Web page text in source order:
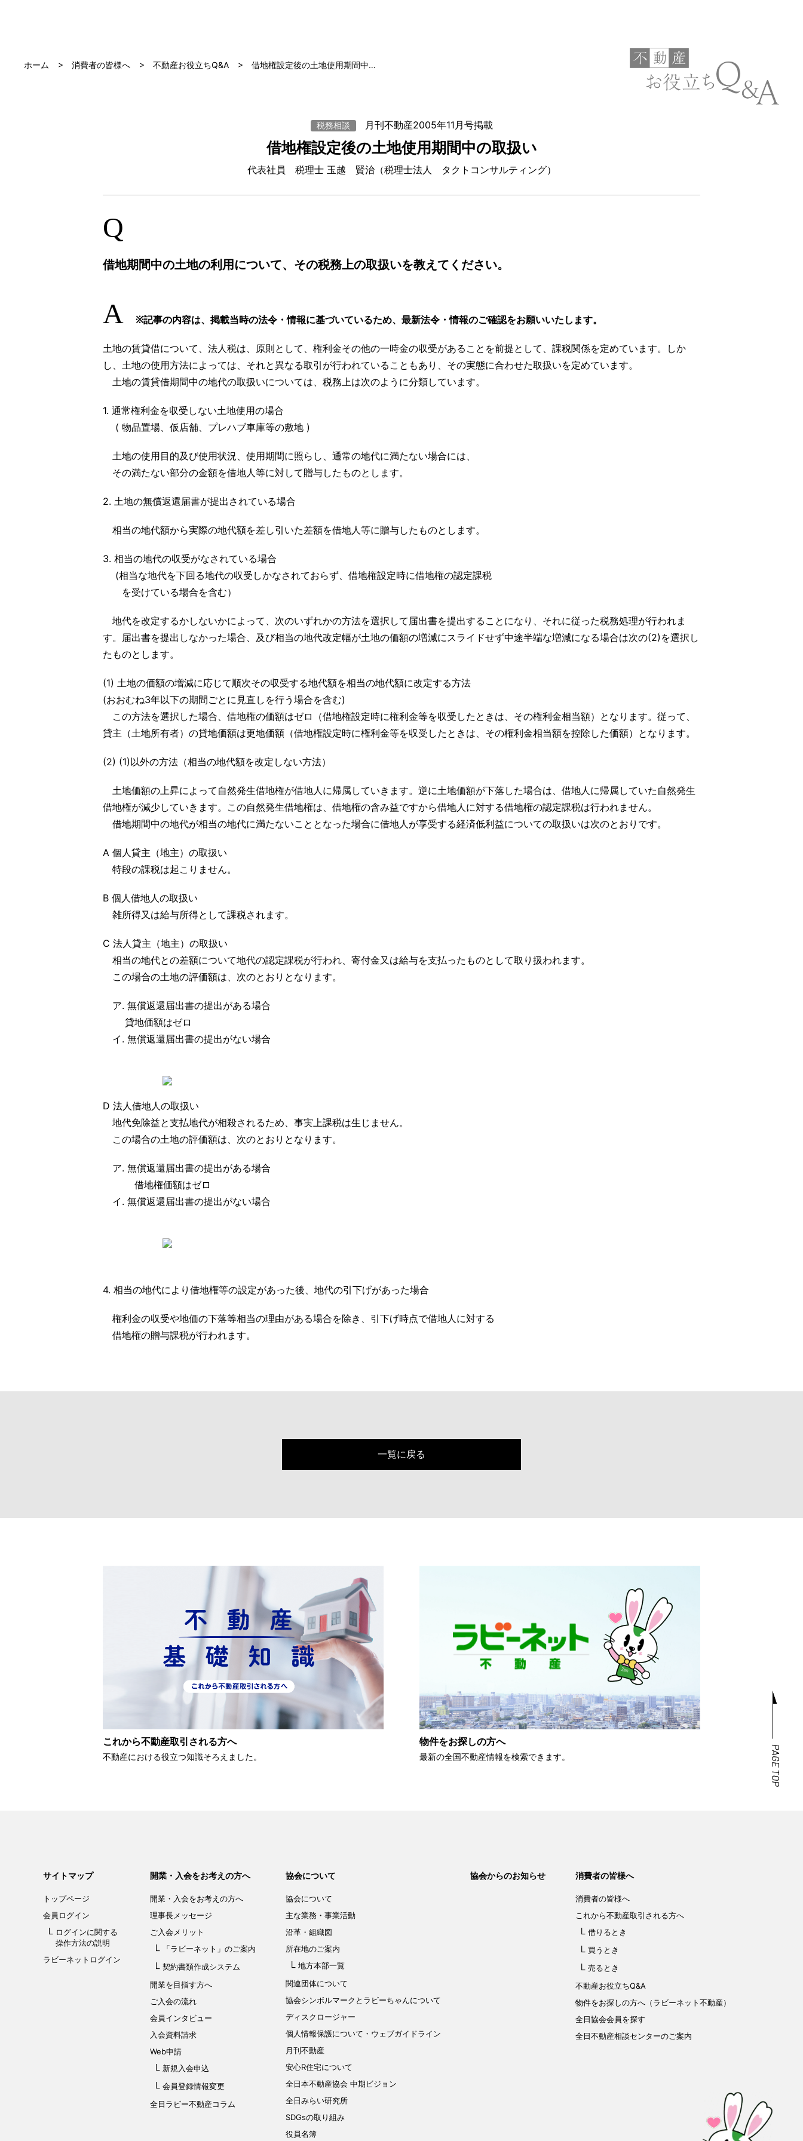
ホーム 消費者の皆様へ 不動産お役立ちQ&A 借地権設定後の土地使用期間中…
税務相談 月刊不動産2005年11月号掲載
借地権設定後の土地使用期間中の取扱い
代表社員 税理士 玉越 賢治（税理士法人 タクトコンサルティング）
Q
借地期間中の土地の利用について、その税務上の取扱いを教えてください。
A ※記事の内容は、掲載当時の法令・情報に基づいているため、最新法令・情報のご確認をお願いいたします。
土地の賃貸借について、法人税は、原則として、権利金その他の一時金の収受があることを前提として、課税関係を定めています。しか
し、土地の使用方法によっては、それと異なる取引が行われていることもあり、その実態に合わせた取扱いを定めています。
土地の賃貸借期間中の地代の取扱いについては、税務上は次のように分類しています。
1. 通常権利金を収受しない土地使用の場合
( 物品置場、仮店舗、プレハブ車庫等の敷地 )
土地の使用目的及び使用状況、使用期間に照らし、通常の地代に満たない場合には、
その満たない部分の金額を借地人等に対して贈与したものとします。
2. 土地の無償返還届書が提出されている場合
相当の地代額から実際の地代額を差し引いた差額を借地人等に贈与したものとします。
3. 相当の地代の収受がなされている場合
(相当な地代を下回る地代の収受しかなされておらず、借地権設定時に借地権の認定課税
を受けている場合を含む）
地代を改定するかしないかによって、次のいずれかの方法を選択して届出書を提出することになり、それに従った税務処理が行われま
す。届出書を提出しなかった場合、及び相当の地代改定幅が土地の価額の増減にスライドせず中途半端な増減になる場合は次の(2)を選択し
たものとします。
(1) 土地の価額の増減に応じて順次その収受する地代額を相当の地代額に改定する方法
(おおむね3年以下の期間ごとに見直しを行う場合を含む)
この方法を選択した場合、借地権の価額はゼロ（借地権設定時に権利金等を収受したときは、その権利金相当額）となります。従って、
貸主（土地所有者）の貸地価額は更地価額（借地権設定時に権利金等を収受したときは、その権利金相当額を控除した価額）となります。
(2) (1)以外の方法（相当の地代額を改定しない方法）
土地価額の上昇によって自然発生借地権が借地人に帰属していきます。逆に土地価額が下落した場合は、借地人に帰属していた自然発生
借地権が減少していきます。この自然発生借地権は、借地権の含み益ですから借地人に対する借地権の認定課税は行われません。
借地期間中の地代が相当の地代に満たないこととなった場合に借地人が享受する経済低利益についての取扱いは次のとおりです。
A 個人貸主（地主）の取扱い
特段の課税は起こりません。
B 個人借地人の取扱い
雑所得又は給与所得として課税されます。
C 法人貸主（地主）の取扱い
相当の地代との差額について地代の認定課税が行われ、寄付金又は給与を支払ったものとして取り扱われます。
この場合の土地の評価額は、次のとおりとなります。
ア. 無償返還届出書の提出がある場合
貸地価額はゼロ
イ. 無償返還届出書の提出がない場合
D 法人借地人の取扱い
地代免除益と支払地代が相殺されるため、事実上課税は生じません。
この場合の土地の評価額は、次のとおりとなります。
ア. 無償返還届出書の提出がある場合
借地権価額はゼロ
イ. 無償返還届出書の提出がない場合
4. 相当の地代により借地権等の設定があった後、地代の引下げがあった場合
権利金の収受や地価の下落等相当の理由がある場合を除き、引下げ時点で借地人に対する
借地権の贈与課税が行われます。
一覧に戻る
これから不動産取引される方へ
不動産における役立つ知識そろえました。
物件をお探しの方へ
最新の全国不動産情報を検索できます。
サイトマップ
トップページ
会員ログイン
ログインに関する
操作方法の説明
ラビーネットログイン
開業・入会をお考えの方へ
開業・入会をお考えの方へ
理事長メッセージ
ご入会メリット
「ラビーネット」のご案内
契約書類作成システム
開業を目指す方へ
ご入会の流れ
会員インタビュー
入会資料請求
Web申請
新規入会申込
会員登録情報変更
全日ラビー不動産コラム
協会について
協会について
主な業務・事業活動
沿革・組織図
所在地のご案内
地方本部一覧
関連団体について
協会シンボルマークと ラビーちゃんについて
ディスクロージャー
個人情報保護について ・ウェブガイドライン
月刊不動産
安心R住宅について
全日本不動産協会 中期ビジョン
全日みらい研究所
SDGsの取り組み
役員名簿
協会からのお知らせ 消費者の皆様へ
消費者の皆様へ
これから不動産取引される方へ
借りるとき
買うとき
売るとき
不動産お役立ちQ&A
物件をお探しの方へ（ラビーネット不動産）
全日協会会員を探す
全日不動産相談センターのご案内